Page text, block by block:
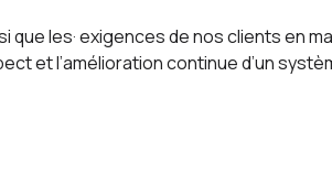
les· exigences de nos clients en
et l’amélioration continue d’un